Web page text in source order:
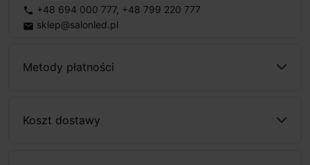
phone +48 694 000 777, +48 799 220 777
email sklep@salonled.pl
Metody płatności
Koszt dostawy